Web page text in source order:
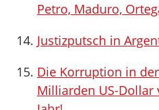
Petro, Maduro,
Justizputsch in
Die Korruption in
Milliarden US-Dollar